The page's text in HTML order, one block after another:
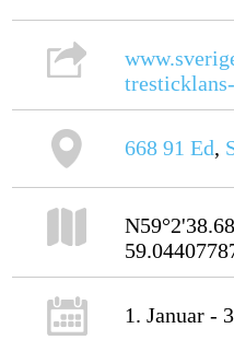
668 91 Ed,
1. Januar -